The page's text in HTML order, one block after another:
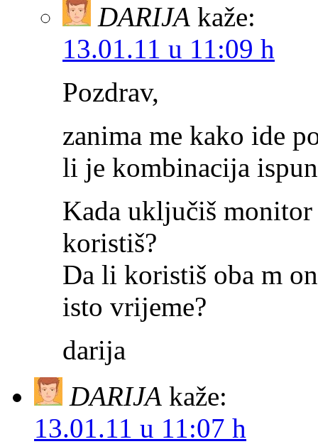
DARIJA kaže:
13.01.11 u 11:09 h
Pozdrav,
zanima me kako ide
li je kombinacija
Kada uključiš
koristiš?
Da li koristiš oba m
isto vrijeme?
darija
DARIJA kaže:
13.01.11 u 11:07 h